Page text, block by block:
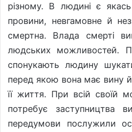
різному. В людині є
провини, невгамовне й
смертна. Влада смерті
людських можливостей.
спонукають людину
перед якою вона має вину й
її життя. При всій своїй
потребує заступництва
передумови послужили